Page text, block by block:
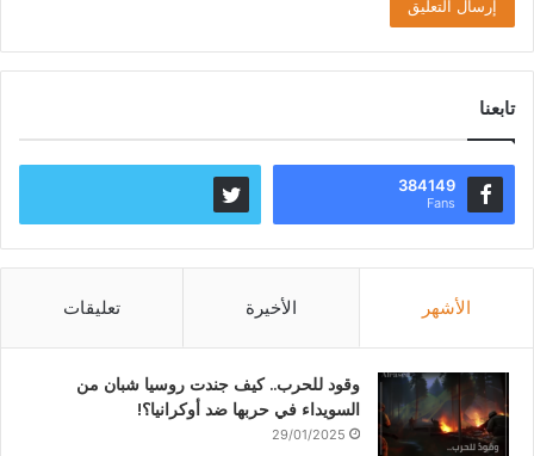
تابعنا
384149
Fans
الأشهر الأخيرة تعليقات
وقود للحرب.. كيف جندت روسيا شبان من
السويداء في حربها ضد أوكرانيا؟!
29/01/2025